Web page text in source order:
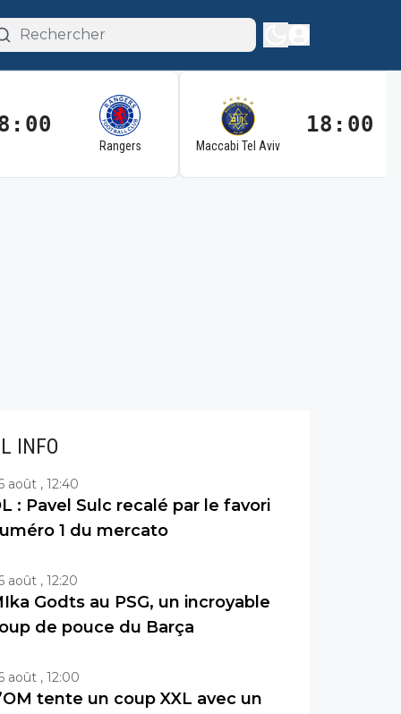
Rangers Maccabi Tel Aviv
18:00
INFO
août , 12:40
: Pavel Sulc recalé par le favori
1 du mercato
août , 12:20
Godts au PSG, un incroyable
de pouce du Barça
août , 12:00
tente un coup XXL avec un